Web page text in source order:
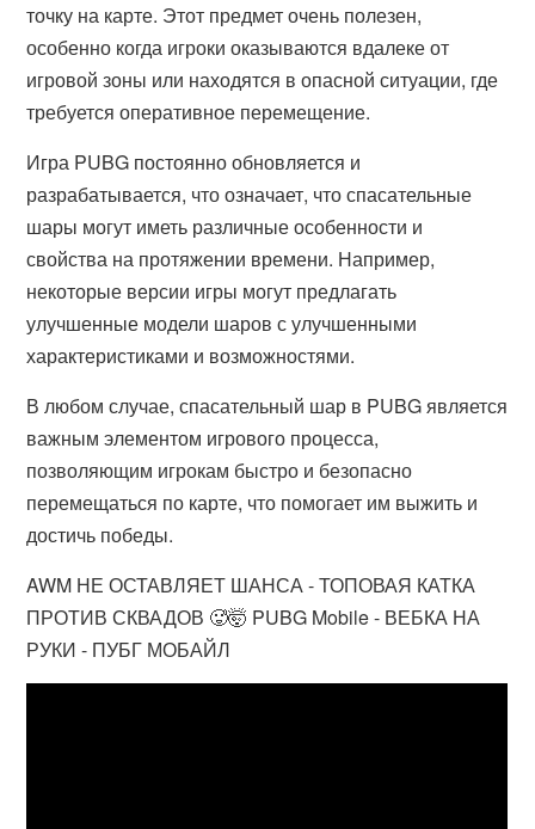
точку на карте. Этот предмет очень полезен,
особенно когда игроки оказываются вдалеке от
игровой зоны или находятся в опасной ситуации, где
требуется оперативное перемещение.
Игра PUBG постоянно обновляется и
разрабатывается, что означает, что спасательные
шары могут иметь различные особенности и
свойства на протяжении времени. Например,
некоторые версии игры могут предлагать
улучшенные модели шаров с улучшенными
характеристиками и возможностями.
В любом случае, спасательный шар в PUBG является
важным элементом игрового процесса,
позволяющим игрокам быстро и безопасно
перемещаться по карте, что помогает им выжить и
достичь победы.
AWM НЕ ОСТАВЛЯЕТ ШАНСА - ТОПОВАЯ КАТКА
ПРОТИВ СКВАДОВ 🥵🤯 PUBG Mobile - ВЕБКА НА
РУКИ - ПУБГ МОБАЙЛ